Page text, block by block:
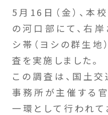
5月16日（金）、本
の河口部にて、右
シ帯（ヨシの群生地
査を実施しました。
この調査は、国土
事務所が主催する
一環として行われて